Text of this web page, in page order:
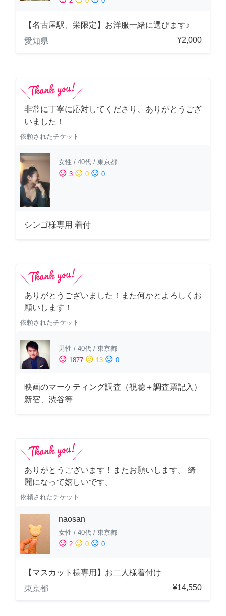
【名古屋駅、栄限定】お洋服一緒に選びます♪
愛知県
¥2,000
非常に丁寧に応対してくださり、ありがとうござ
いました！
依頼されたチケット
女性 / 40代 / 東京都
sentiment_satisfied 3 sentiment_neutral 0 sentiment_dissatisfied 0
シンゴ様専用 着付
ありがとうございました！また何かとよろしくお
願いします！
依頼されたチケット
男性 / 40代 / 東京都
sentiment_satisfied 1877 sentiment_neutral 13 sentiment_dissatisfied 0
映画のマーケティング調査（視聴＋調査票記入）
新宿、渋谷等
ありがとうございます！またお願いします。 綺
麗になって嬉しいです。
依頼されたチケット
naosan
女性 / 40代 / 東京都
sentiment_satisfied 2 sentiment_neutral 0 sentiment_dissatisfied 0
【マスカット様専用】お二人様着付け
東京都
¥14,550